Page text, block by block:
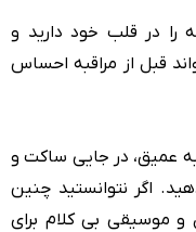
در قلب خود دارید و
قبل از مراقبه احساس
عمیق، در جایی ساکت و
اگر نتوانستید چنین
و موسیقی بی کلام برای